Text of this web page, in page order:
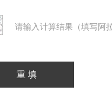
请输入计算结果（填写阿